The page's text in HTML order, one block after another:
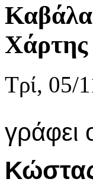
Χάρτης
Τρί, 05/
γράφει